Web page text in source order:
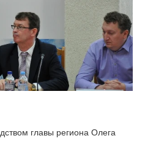
главы региона Олега